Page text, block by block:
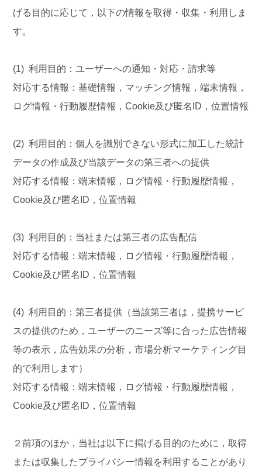
げる目的に応じて，以下の情報を取得・収集・利用しま
す。
(1) 利用目的：ユーザーへの通知・対応・請求等
対応する情報：基礎情報，マッチング情報，端末情報，
ログ情報・行動履歴情報，Cookie及び匿名ID，位置情報
(2) 利用目的：個人を識別できない形式に加工した統計
データの作成及び当該データの第三者への提供
対応する情報：端末情報，ログ情報・行動履歴情報，
Cookie及び匿名ID，位置情報
(3) 利用目的：当社または第三者の広告配信
対応する情報：端末情報，ログ情報・行動履歴情報，
Cookie及び匿名ID，位置情報
(4) 利用目的：第三者提供（当該第三者は，提携サービ
スの提供のため，ユーザーのニーズ等に合った広告情報
等の表示，広告効果の分析，市場分析マーケティング目
的で利用します）
対応する情報：端末情報，ログ情報・行動履歴情報，
Cookie及び匿名ID，位置情報
２前項のほか，当社は以下に掲げる目的のために，取得
または収集したプライバシー情報を利用することがあり